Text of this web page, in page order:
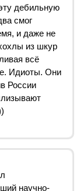
дебильную
смог
и даже не
из шкур
всё
Идиоты. Они
России
научно-